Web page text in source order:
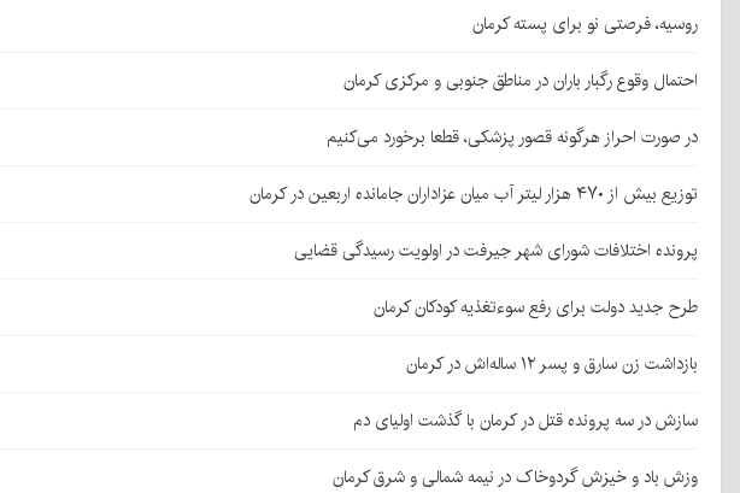
روسیه، فرصتی نو برای پسته کرمان
احتمال وقوع رگبار باران در مناطق جنوبی و مرکزی کرمان
در صورت احراز هرگونه قصور پزشکی، قطعا برخورد می‌کنیم
توزیع بیش از ۴۷۰ هزار لیتر آب میان عزاداران جامانده اربعین در کرمان
پرونده اختلافات شورای شهر جیرفت در اولویت رسیدگی قضایی
طرح جدید دولت برای رفع سوءتغذیه کودکان کرمان
بازداشت زن سارق و پسر ۱۲ ساله‌اش در کرمان
سازش در سه پرونده قتل در کرمان با گذشت اولیای دم
وزش باد و خیزش گردوخاک در نیمه شمالی و شرق کرمان